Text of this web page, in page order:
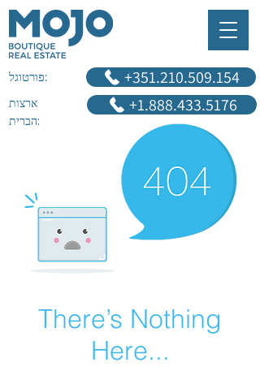
+1.888.433.5176
‎+351.210.509.154 פורטוגל:
ארצות
הברית:
There’s Nothing
Here...